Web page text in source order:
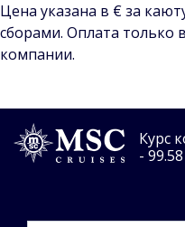
Цена указана в € за
сборами. Оплата только
компании.
Курс
-